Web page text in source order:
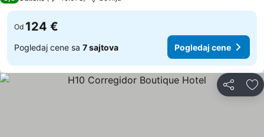
Od 124 €
Pogledaj cene sa 7 sajtova Pogledaj cene
Deli